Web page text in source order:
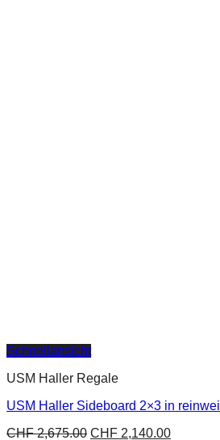
Schnellansicht
USM Haller Regale
USM Haller Sideboard 2×3 in
CHF2,675.00 CHF 2,140.00